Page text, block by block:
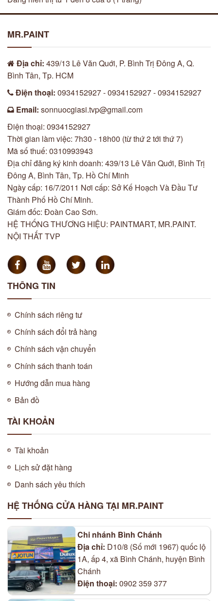
MR.PAINT
Địa chỉ: 439/13 Lê Văn Quới, P. Bình Trị Đông A, Q.
Bình Tân, Tp. HCM
Điện thoại: 0934152927 - 0934152927 - 0934152927
Email: sonnuocgiasi.tvp@gmail.com
Điện thoại: 0934152927
Thời gian làm việc: 7h30 - 18h00 (từ thứ 2 tới thứ 7)
Mã số thuế: 0310993943
Địa chỉ đăng ký kinh doanh: 439/13 Lê Văn Quới, Bình Trị
Đông A, Bình Tân, Tp. Hồ Chí Minh
Ngày cấp: 16/7/2011 Nơi cấp: Sở Kế Hoạch Và Đầu Tư
Thành Phố Hồ Chí Minh.
Giám đốc: Đoàn Cao Sơn.
HỆ THỐNG THƯƠNG HIỆU: PAINTMART, MR.PAINT.
NỘI THẤT TVP
THÔNG TIN
Chính sách riêng tư
Chính sách đổi trả hàng
Chính sách vận chuyển
Chính sách thanh toán
Hướng dẫn mua hàng
Bản đồ
TÀI KHOẢN
Tài khoản
Lịch sử đặt hàng
Danh sách yêu thích
HỆ THỐNG CỬA HÀNG TẠI MR.PAINT
Chi nhánh Bình Chánh
Địa chỉ: D10/8 (Số mới 1967) quốc lộ
1A, ấp 4, xã Bình Chánh, huyện Bình
Chánh
Điện thoại: 0902 359 377